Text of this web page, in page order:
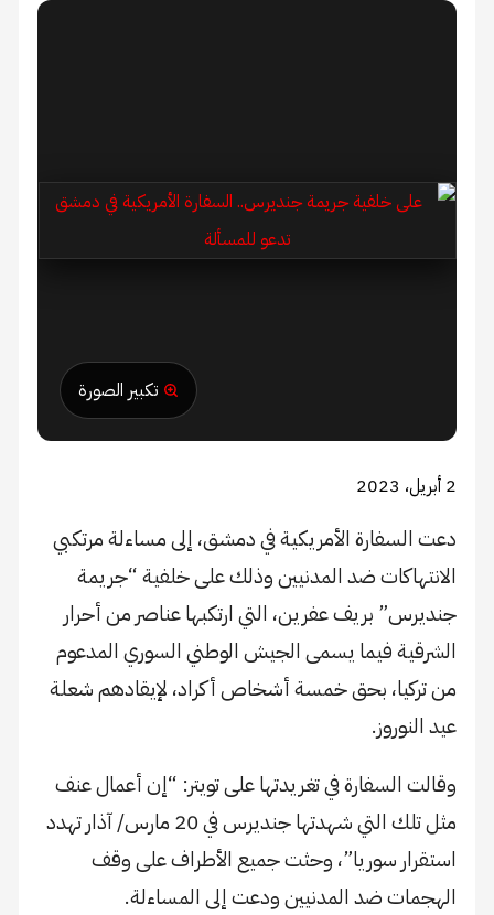
تكبير الصورة
2 أبريل، 2023
دعت السفارة الأمريكية في دمشق، إلى مساءلة مرتكبي
الانتهاكات ضد المدنيين وذلك على خلفية “جريمة
جنديرس” بريف عفرين، التي ارتكبها عناصر من أحرار
الشرقية فيما يسمى الجيش الوطني السوري المدعوم
من تركيا، بحق خمسة أشخاص أكراد، لإيقادهم شعلة
عيد النوروز.
وقالت السفارة في تغريدتها على تويتر: “إن أعمال عنف
مثل تلك التي شهدتها جنديرس في 20 مارس/ آذار تهدد
استقرار سوريا”، وحثت جميع الأطراف على وقف
الهجمات ضد المدنيين ودعت إلى المساءلة.